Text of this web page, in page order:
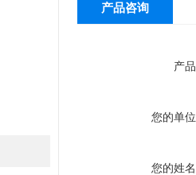
产品咨询
产
您的单
您的姓